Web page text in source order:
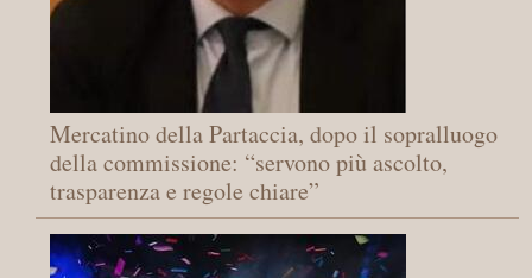
Mercatino della Partaccia, dopo il sopralluogo
della commissione: “servono più ascolto,
trasparenza e regole chiare”